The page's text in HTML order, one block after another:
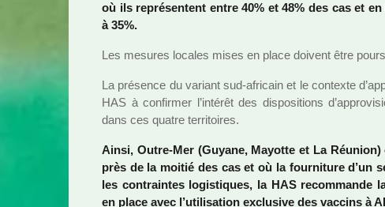
où ils repré­sen­tent entre 40% et 48% des cas et
à 35%.
Les mesu­res loca­les mises en place doi­vent être
La pré­sence du variant sud-afri­cain et le contexte
HAS à confir­mer l’inté­rêt des dis­po­si­tions
dans ces quatre ter­ri­toi­res.
Ainsi, Outre-Mer (Guyane, Mayotte et La
près de la moitié des cas et où la four­ni­ture d’un
les contrain­tes logis­ti­ques, la HAS recom­mande
en place avec l’uti­li­sa­tion exclu­sive des vac­cins à